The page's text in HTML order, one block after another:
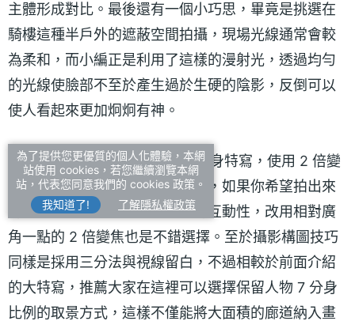
主體形成對比。最後還有一個小巧思，畢竟是挑選在
騎樓這種半戶外的遮蔽空間拍攝，現場光線通常會較
為柔和，而小編正是利用了這樣的漫射光，透過均勻
的光線使臉部不至於產生過於生硬的陰影，反倒可以
使人看起來更加炯炯有神。
而有別於 5 倍長焦鏡頭的人像半身特寫，使用 2 倍變
焦拍攝可以帶入更多的環境元素，如果你希望拍出來
的效果是更加凸顯人物與環境的互動性，改用相對廣
角一點的 2 倍變焦也是不錯選擇。至於攝影構圖技巧
同樣是採用三分法與視線留白，不過相較於前面介紹
的大特寫，推薦大家在這裡可以選擇保留人物 7 分身
比例的取景方式，這樣不僅能將大面積的廊道納入畫
為了提供您更優質的個人化體驗，本網
站使用 cookies，若您繼續瀏覽本網
站，代表您同意我們的 cookies 政策。
我知道了!
了解隱私權政策